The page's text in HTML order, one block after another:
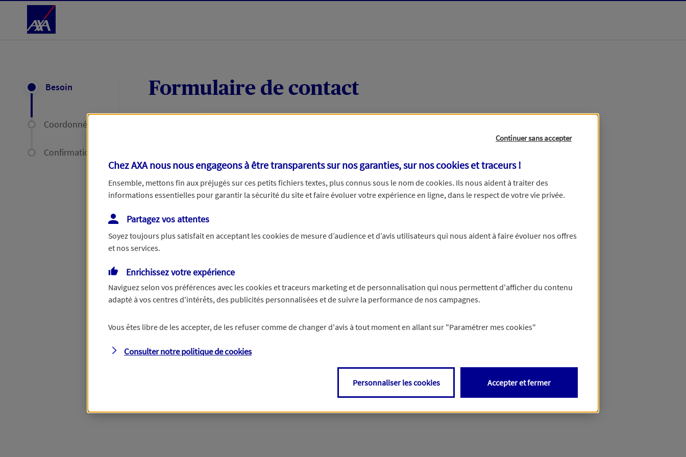
Accéder au Contenu
Besoin
Coordonnées
Confirmation
Formulaire de contact
Votre message :
Vous disposez de droits sur les informations vous concernant. Pour plus d’informations,
Continuer sans accepter
Chez AXA nous nous engageons à être transparents sur nos garanties, sur noscookies et traceurs!
Ensemble, mettons fin aux préjugés sur ces petits fichiers textes, plus connus sous le nom decookies. Ils nous aident à traiter des
informations essentielles pour garantir la sécurité du site et faire évoluer votre expérience en ligne, dans le respect de votre vie privée.
Partagez vos attentes
Soyez toujours plus satisfait en acceptant les cookies de mesure d’audience et d’avis utilisateurs qui nous aident à faire évoluer nos offres
et nos services.
Enrichissez votre expérience
Naviguez selon vos préférences avec les cookies et traceurs marketing et de personnalisation qui nous permettent d'afficher du contenu
adapté à vos centres d'intérêts, des publicités personnalisées et de suivre la performance de nos campagnes.
Vous êtes libre de les accepter, de les refuser comme de changer d'avis à tout moment en allant sur "Paramétrer mes cookies"
Consulter notre politique decookies
Personnaliser les cookies Accepter et fermer